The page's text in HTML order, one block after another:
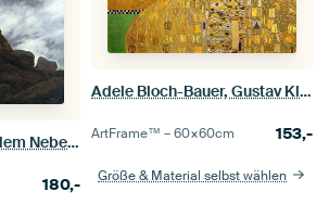
Der Wanderer über dem Nebelmeer, Caspar David Friedrich
180,-
Adele Bloch-Bauer, Gustav Klimt
ArtFrame™ –60×60cm 153,-
Größe & Material selbst wählen